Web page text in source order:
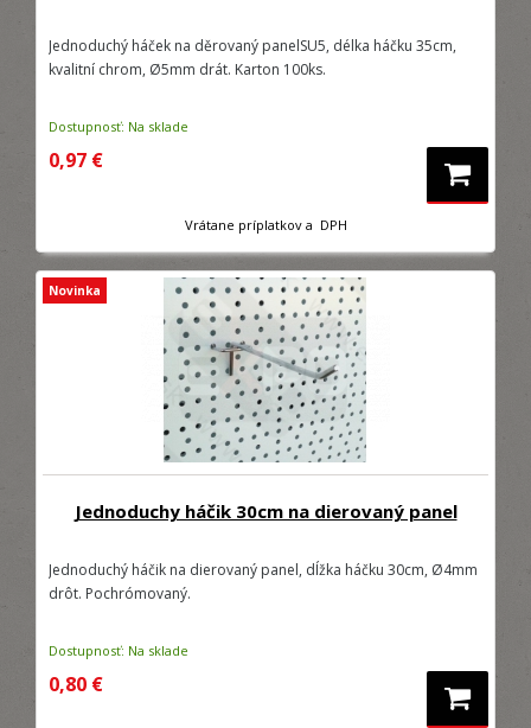
Jednoduchý háček na děrovaný panelSU5, délka háčku 35cm,
kvalitní chrom, Ø5mm drát. Karton 100ks.
Dostupnosť: Na sklade
0,97 €
Vrátane príplatkov a DPH
Novinka
Jednoduchy háčik 30cm na dierovaný panel
Jednoduchý háčik na dierovaný panel, dĺžka háčku 30cm, Ø4mm
drôt. Pochrómovaný.
Dostupnosť: Na sklade
0,80 €